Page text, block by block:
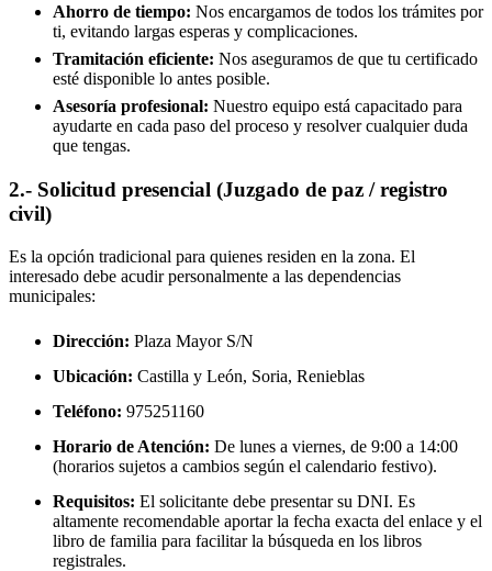
Ahorro de tiempo: Nos encargamos de todos los trámites por
ti, evitando largas esperas y complicaciones.
Tramitación eficiente: Nos aseguramos de que tu certificado
esté disponible lo antes posible.
Asesoría profesional: Nuestro equipo está capacitado para
ayudarte en cada paso del proceso y resolver cualquier duda
que tengas.
2.- Solicitud presencial (Juzgado de paz / registro
civil)
Es la opción tradicional para quienes residen en la zona. El
interesado debe acudir personalmente a las dependencias
municipales:
Dirección: Plaza Mayor S/N
Ubicación: Castilla y León, Soria, Renieblas
Teléfono: 975251160
Horario de Atención: De lunes a viernes, de 9:00 a 14:00
(horarios sujetos a cambios según el calendario festivo).
Requisitos: El solicitante debe presentar su DNI. Es
altamente recomendable aportar la fecha exacta del enlace y el
libro de familia para facilitar la búsqueda en los libros
registrales.